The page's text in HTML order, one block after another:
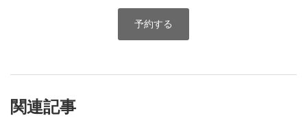
予約する
関連記事